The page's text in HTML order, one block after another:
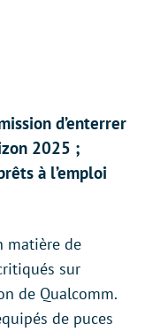
d’enterrer
2025 ;
à l’emploi
matière de
sur
de Qualcomm.
de puces